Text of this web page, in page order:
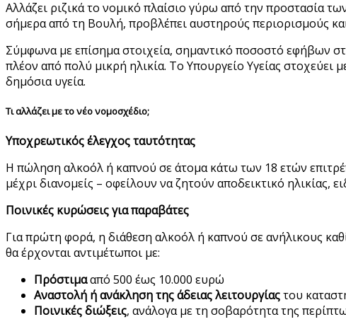
Αλλάζει ριζικά το νομικό πλαίσιο γύρω από την προστασία
σήμερα από τη Βουλή, προβλέπει αυστηρούς περιορισμούς
Σύμφωνα με επίσημα στοιχεία, σημαντικό ποσοστό εφήβων
πλέον από πολύ μικρή ηλικία. Το Υπουργείο Υγείας στοχεύει
δημόσια υγεία.
Τι αλλάζει με το νέο νομοσχέδιο;
Υποχρεωτικός έλεγχος ταυτότητας
Η πώληση αλκοόλ ή καπνού σε άτομα κάτω των 18 ετών
μέχρι διανομείς – οφείλουν να ζητούν αποδεικτικό ηλικίας,
Ποινικές κυρώσεις για παραβάτες
Για πρώτη φορά, η διάθεση αλκοόλ ή καπνού σε ανήλικους
θα έρχονται αντιμέτωποι με:
Πρόστιμααπό 500 έως 10.000 ευρώ
Αναστολή ή ανάκληση της άδειας λειτουργίαςτου
Ποινικές διώξεις, ανάλογα με τη σοβαρότητα της